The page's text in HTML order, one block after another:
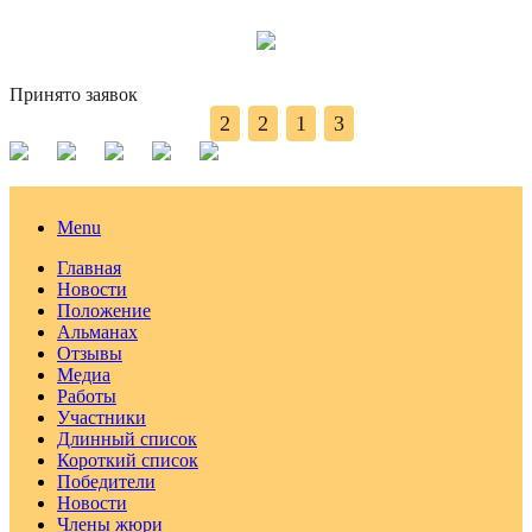
Принято заявок
2 2 1 3
Menu
Главная
Новости
Положение
Альманах
Отзывы
Медиа
Работы
Участники
Длинный список
Короткий список
Победители
Новости
Члены жюри